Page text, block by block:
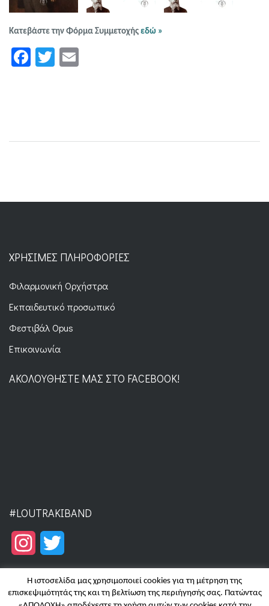
Κατεβάστε την Φόρμα Συμμετοχής εδώ »
Facebook
Twitter
ΧΡΉΣΙΜΕΣ ΠΛΗΡΟΦΟΡΊΕΣ
Φιλαρμονική Ορχήστρα
Εκπαιδευτικό προσωπικό
Φεστιβάλ Opus
Επικοινωνία
ΑΚΟΛΟΥΘΉΣΤΕ ΜΑΣ ΣΤΟ FACEBOOK!
#LOUTRAKIBAND
Instagram
Η ιστοσελίδα μας χρησιμοποιεί cookies για τη μέτρηση της
επισκεψιμότητάς της και τη βελτίωση της περιήγησής σας. Πατώντας